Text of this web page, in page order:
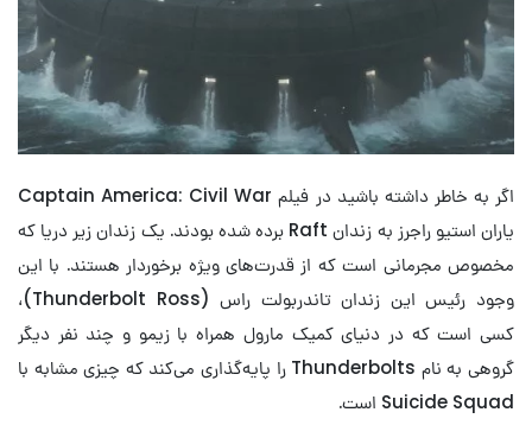
اگر به خاطر داشته باشید در فیلم Captain America: Civil War
یاران استیو راجرز به زندان Raft برده شده بودند. یک زندان زیر دریا که
مخصوص مجرمانی است که از قدرت‌های ویژه برخوردار هستند. با این
وجود رئیس این زندان تاندربولت راس (Thunderbolt Ross)،
کسی است که در دنیای کمیک مارول همراه با زیمو و چند نفر دیگر
گروهی به نام Thunderbolts را پایه‌گذاری می‌کند که چیزی مشابه با
Suicide Squad است.